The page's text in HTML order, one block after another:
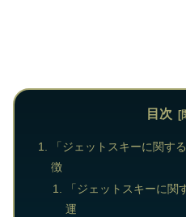
目次
「ジェットスキーに関す
徴
「ジェットスキーに
運